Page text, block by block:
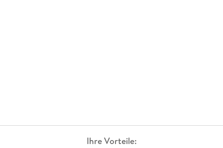
Ihre Vorteile: